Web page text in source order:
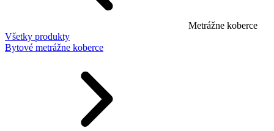
Metrážne koberce
Všetky produkty
Bytové metrážne koberce